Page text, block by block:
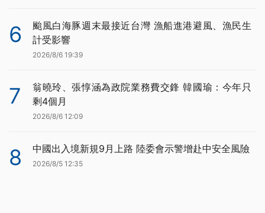
6
颱風白海豚週末最接近台灣 漁船進港避風、漁民生
計受影響
2026/8/6 19:39
7
翁曉玲、張惇涵為政院業務費交鋒 韓國瑜：今年只
剩4個月
2026/8/6 12:09
8 中國出入境新規9月上路 陸委會示警增赴中安全風險
2026/8/5 12:35